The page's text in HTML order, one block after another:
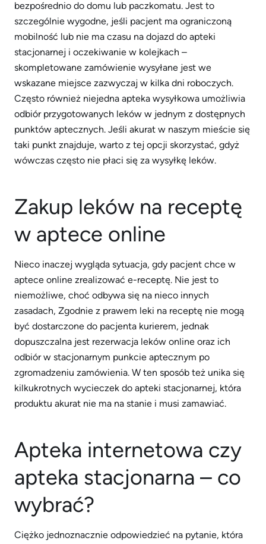
bezpośrednio do domu lub paczkomatu. Jest to
szczególnie wygodne, jeśli pacjent ma ograniczoną
mobilność lub nie ma czasu na dojazd do apteki
stacjonarnej i oczekiwanie w kolejkach –
skompletowane zamówienie wysyłane jest we
wskazane miejsce zazwyczaj w kilka dni roboczych.
Często również niejedna apteka wysyłkowa umożliwia
odbiór przygotowanych leków w jednym z dostępnych
punktów aptecznych. Jeśli akurat w naszym mieście się
taki punkt znajduje, warto z tej opcji skorzystać, gdyż
wówczas często nie płaci się za wysyłkę leków.
Zakup leków na receptę
w aptece online
Nieco inaczej wygląda sytuacja, gdy pacjent chce w
aptece online zrealizować e-receptę. Nie jest to
niemożliwe, choć odbywa się na nieco innych
zasadach, Zgodnie z prawem leki na receptę nie mogą
być dostarczone do pacjenta kurierem, jednak
dopuszczalna jest rezerwacja leków online oraz ich
odbiór w stacjonarnym punkcie aptecznym po
zgromadzeniu zamówienia. W ten sposób też unika się
kilkukrotnych wycieczek do apteki stacjonarnej, która
produktu akurat nie ma na stanie i musi zamawiać.
Apteka internetowa czy
apteka stacjonarna – co
wybrać?
Ciężko jednoznacznie odpowiedzieć na pytanie, która